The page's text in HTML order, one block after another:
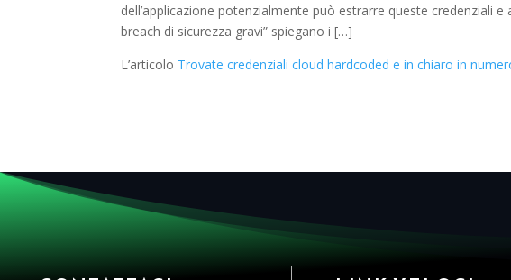
dell’applicazione potenzialmente può estrarre queste credenziali
breach di sicurezza gravi” spiegano i […]
L’articolo Trovate credenziali cloud hardcoded e in chiaro in